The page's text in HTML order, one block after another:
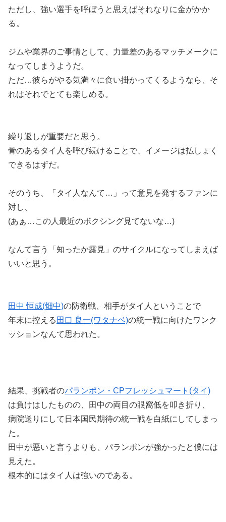
ただし、強い選手を呼ぼうと思えばそれなりに金がかか
る。
ジムや業界のご事情として、力量差のあるマッチメークに
なってしまうようだ。
ただ…彼らがやる気満々に食い掛かってくるようなら、そ
れはそれでとても楽しめる。
繰り返しが重要だと思う。
骨のあるタイ人を呼び続けることで、イメージは払しょく
できるはずだ。
そのうち、「タイ人なんて…」って意見を発するファンに
対し、
(あぁ…この人最近のボクシング見てないな…)
なんて言う「知ったか露見」のサイクルになってしまえば
いいと思う。
田中 恒成(畑中)の防衛戦、相手がタイ人ということで
年末に控える 田口 良一(ワタナベ)の統一戦に向けたワンク
ッションなんて思われた。
結果、挑戦者のパランポン・CPフレッシュマート(タイ)
は負けはしたものの、田中の両目の眼窩低を叩き折り、
病院送りにして日本国民期待の統一戦を白紙にしてしまっ
た。
田中が悪いと言うよりも、パランポンが強かったと僕には
見えた。
根本的にはタイ人は強いのである。